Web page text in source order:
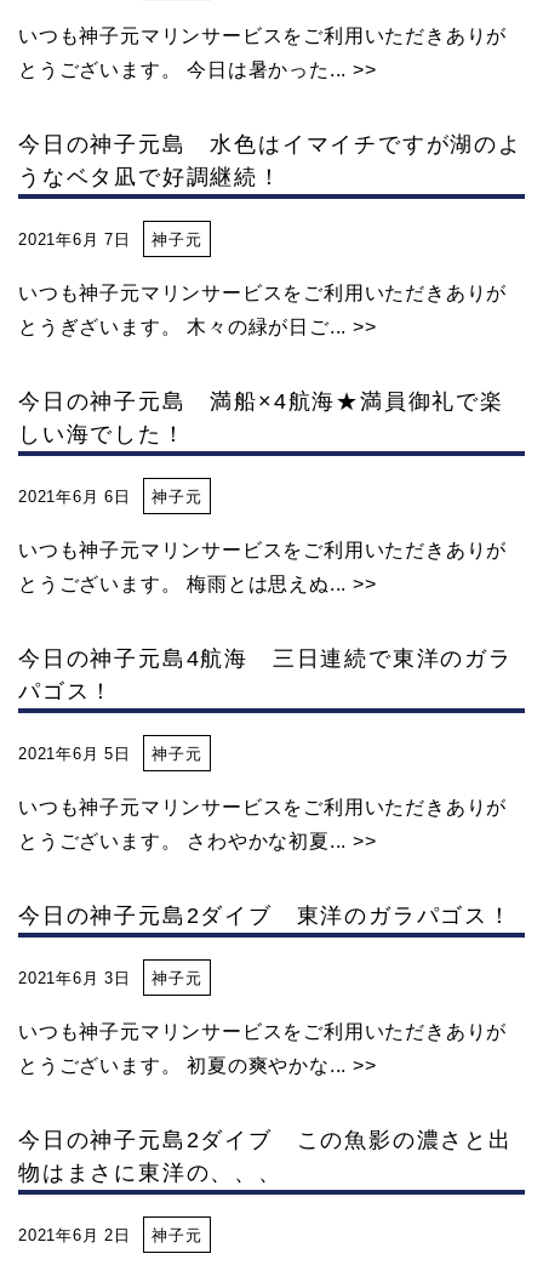
いつも神子元マリンサービスをご利用いただきありが
とうございます。 今日は暑かった... >>
今日の神子元島 水色はイマイチですが湖のよ
うなベタ凪で好調継続！
2021年6月 7日 神子元
いつも神子元マリンサービスをご利用いただきありが
とうぎざいます。 木々の緑が日ご... >>
今日の神子元島 満船×4航海★満員御礼で楽
しい海でした！
2021年6月 6日 神子元
いつも神子元マリンサービスをご利用いただきありが
とうございます。 梅雨とは思えぬ... >>
今日の神子元島4航海 三日連続で東洋のガラ
パゴス！
2021年6月 5日 神子元
いつも神子元マリンサービスをご利用いただきありが
とうございます。 さわやかな初夏... >>
今日の神子元島2ダイブ 東洋のガラパゴス！
2021年6月 3日 神子元
いつも神子元マリンサービスをご利用いただきありが
とうございます。 初夏の爽やかな... >>
今日の神子元島2ダイブ この魚影の濃さと出
物はまさに東洋の、、、
2021年6月 2日 神子元